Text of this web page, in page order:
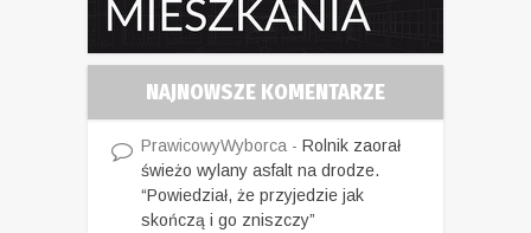
NAJNOWSZE KOMENTARZE
PrawicowyWyborca - Rolnik zaorał
świeżo wylany asfalt na drodze.
“Powiedział, że przyjedzie jak
skończą i go zniszczy”